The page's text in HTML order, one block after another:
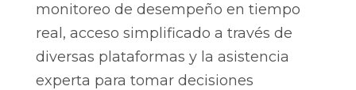
monitoreo de desempeño en tiempo
real, acceso simplificado a través de
diversas plataformas y la asistencia
experta para tomar decisiones